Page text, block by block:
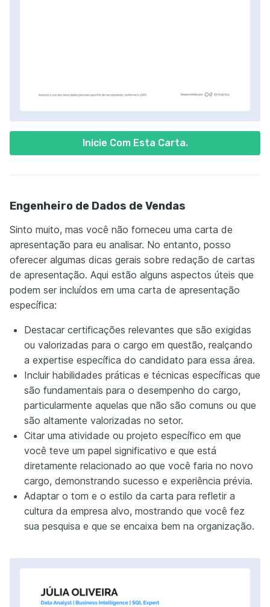
Inicie Com Esta Carta.
Engenheiro de Dados de Vendas
Sinto muito, mas você não forneceu uma carta de
apresentação para eu analisar. No entanto, posso
oferecer algumas dicas gerais sobre redação de cartas
de apresentação. Aqui estão alguns aspectos úteis que
podem ser incluídos em uma carta de apresentação
específica:
Destacar certificações relevantes que são exigidas
ou valorizadas para o cargo em questão, realçando
a expertise específica do candidato para essa área.
Incluir habilidades práticas e técnicas específicas que
são fundamentais para o desempenho do cargo,
particularmente aquelas que não são comuns ou que
são altamente valorizadas no setor.
Citar uma atividade ou projeto específico em que
você teve um papel significativo e que está
diretamente relacionado ao que você faria no novo
cargo, demonstrando sucesso e experiência prévia.
Adaptar o tom e o estilo da carta para refletir a
cultura da empresa alvo, mostrando que você fez
sua pesquisa e que se encaixa bem na organização.